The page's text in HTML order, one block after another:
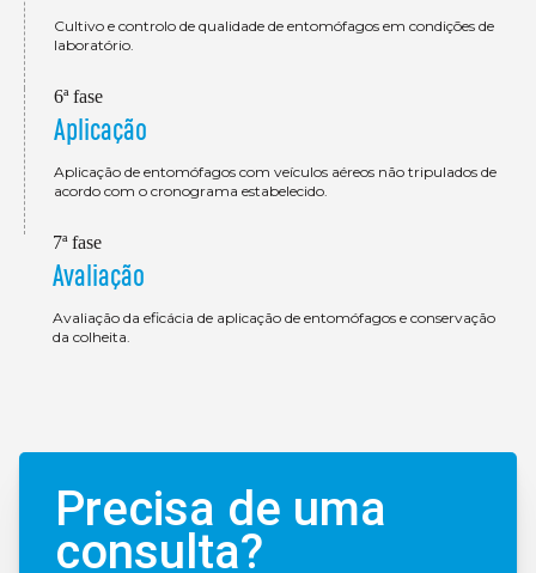
Cultivo e controlo de qualidade de entomófagos em condições de
laboratório.
6ª fase
Aplicação
Aplicação de entomófagos com veículos aéreos não tripulados de
acordo com o cronograma estabelecido.
7ª fase
Avaliação
Avaliação da eficácia de aplicação de entomófagos e conservação
da colheita.
Precisa de uma
consulta?